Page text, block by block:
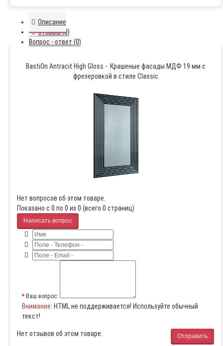
Описание
Отзывы (0)
Вопрос - ответ (0)
BastiOn Antracit High Gloss - Крашеные фасады МДФ 19 мм с
фрезеровкой в стиле Classic
Нет вопросов об этом товаре.
Показано с 0 по 0 из 0 (всего 0 страниц)
Написать вопрос
Ваш вопрос:
Внимание: HTML не поддерживается! Используйте обычный
текст!
Отправить
Нет отзывов об этом товаре.